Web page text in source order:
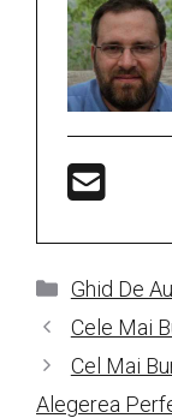
Categorii
Ghid De
Cele Mai
Cel Mai
Alegerea